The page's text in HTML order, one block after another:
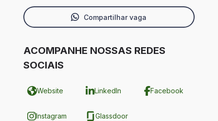
Compartilhar vaga
ACOMPANHE NOSSAS REDES
SOCIAIS
Website LinkedIn Facebook
Instagram Glassdoor